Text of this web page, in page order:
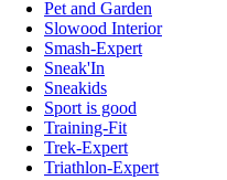
Pet and Garden
Slowood Interior
Smash-Expert
Sneak'In
Sneakids
Sport is good
Training-Fit
Trek-Expert
Triathlon-Expert